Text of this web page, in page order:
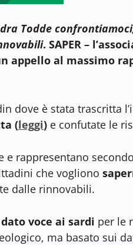
Todde
. SAPER –
appello al massimo
dove è stata trascritta
(leggi) e confutate le
e rappresentano
che vogliono
dalle rinnovabili.
dato voce ai sardi per le
ma basato sui